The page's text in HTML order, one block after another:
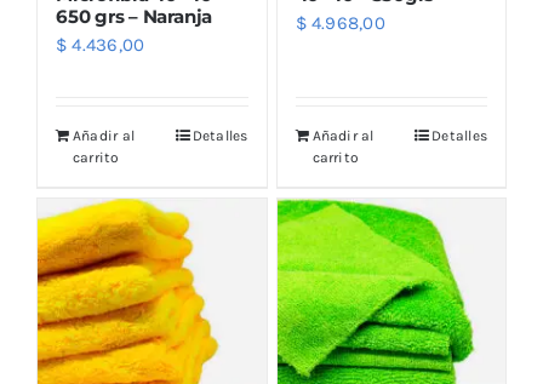
650 grs – Naranja
$ 4.436,00
Añadir al
carrito
Detalles
$4.968,00
Añadir al
carrito
Detalles